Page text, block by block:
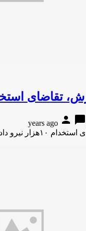
۱۰هزار نیرو
person chat_bubble
و پرورش با بیان اینکه …